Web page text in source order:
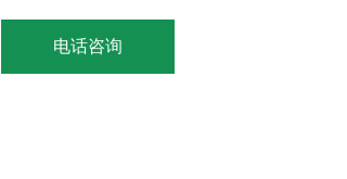
电话咨询